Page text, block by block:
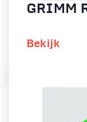
GRIMM
Bekijk